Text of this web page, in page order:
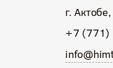
г.
+7 (771)